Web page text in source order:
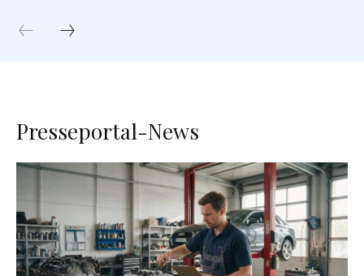
Presseportal-News